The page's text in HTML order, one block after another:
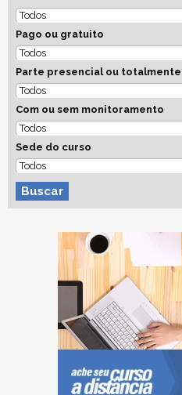
Pago ou gratuito
Parte presencial ou
Com ou sem monitoramento
Sede do curso
Buscar